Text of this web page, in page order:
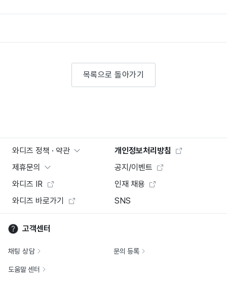
목록으로 돌아가기
와디즈 정책 · 약관
개인정보처리방침
제휴문의
공지/이벤트
와디즈 IR
인재 채용
와디즈 바로가기
SNS
고객센터
채팅 상담 문의 등록
도움말 센터